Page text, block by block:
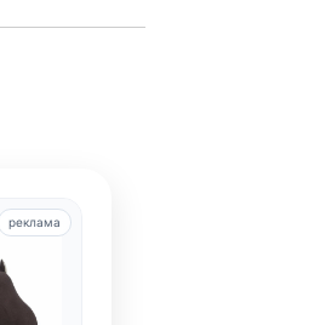
реклама